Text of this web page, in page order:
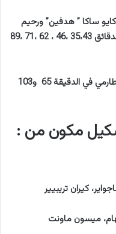
ساكا ” هدفين” ورحيم
ستيرلينج وراشفورد وجالك جريليش في الدقائق 35،43 ،46 ، 62 ،71 ،89
وأحرز هدفين إيران الوحيد اللاعب مهدي طارمي في الدقيقة 65 و103
مكون من :
كيران تريبيير
ميسون ماونت